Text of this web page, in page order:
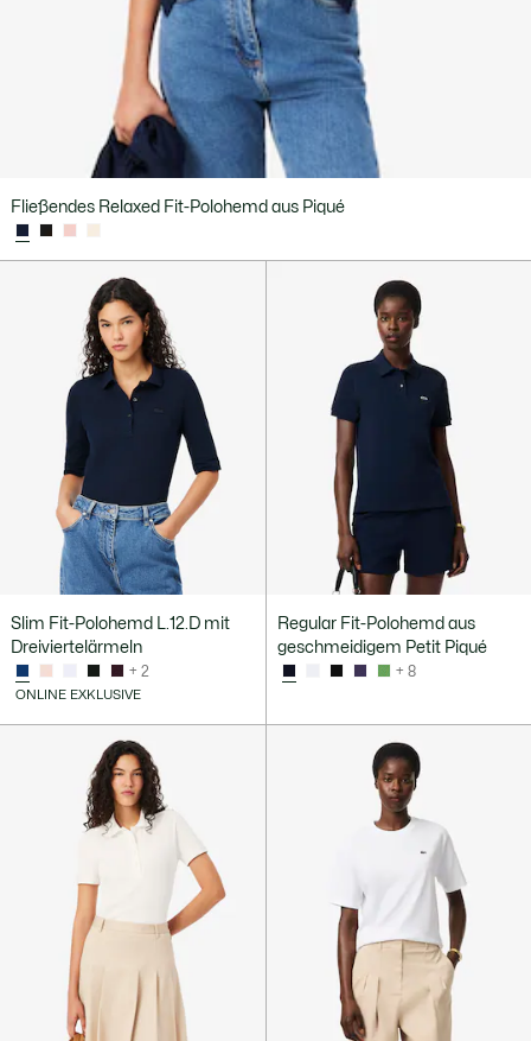
Fließendes Relaxed Fit-Polohemd aus Piqué
Slim Fit-Polohemd L.12.D mit
Dreiviertelärmeln
+ 2
ONLINE EXKLUSIVE
Regular Fit-Polohemd aus
geschmeidigem Petit Piqué
+ 8